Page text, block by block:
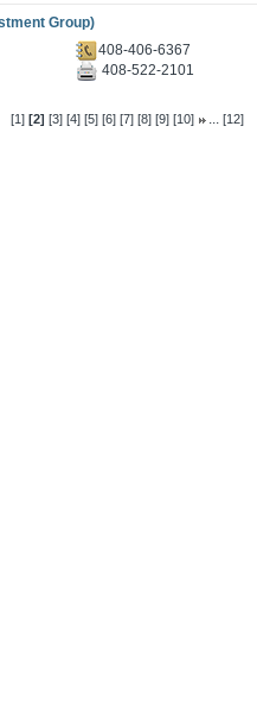
Group)
408-406-6367
408-522-2101
[1] [2] [3] [4] [5] [6] [7] [8] [9] [10] ...[12]